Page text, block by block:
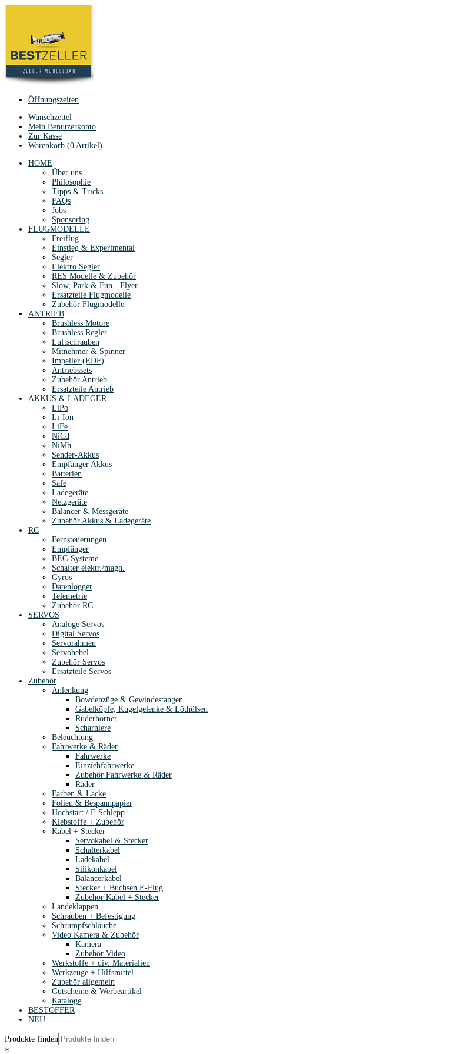
Öffnungszeiten
Wunschzettel
Mein Benutzerkonto
Zur Kasse
Warenkorb (0 Artikel)
HOME
Über uns
Philosophie
Tipps & Tricks
FAQs
Jobs
Sponsoring
FLUGMODELLE
Freiflug
Einstieg & Experimental
Segler
Elektro Segler
RES Modelle & Zubehör
Slow, Park & Fun - Flyer
Ersatzteile Flugmodelle
Zubehör Flugmodelle
ANTRIEB
Brushless Motore
Brushless Regler
Luftschrauben
Mitnehmer & Spinner
Impeller (EDF)
Antriebssets
Zubehör Antrieb
Ersatzteile Antrieb
AKKUS & LADEGER.
LiPo
Li-Ion
LiFe
NiCd
NiMh
Sender-Akkus
Empfänger Akkus
Batterien
Safe
Ladegeräte
Netzgeräte
Balancer & Messgeräte
Zubehör Akkus & Ladegeräte
RC
Fernsteuerungen
Empfänger
BEC-Systeme
Schalter elektr./magn.
Gyros
Datenlogger
Telemetrie
Zubehör RC
SERVOS
Analoge Servos
Digital Servos
Servorahmen
Servohebel
Zubehör Servos
Ersatzteile Servos
Zubehör
Anlenkung
Bowdenzüge & Gewindestangen
Gabelköpfe, Kugelgelenke & Löthülsen
Ruderhörner
Scharniere
Beleuchtung
Fahrwerke & Räder
Fahrwerke
Einziehfahrwerke
Zubehör Fahrwerke & Räder
Räder
Farben & Lacke
Folien & Bespannpapier
Hochstart / F-Schlepp
Klebstoffe + Zubehör
Kabel + Stecker
Servokabel & Stecker
Schalterkabel
Ladekabel
Silikonkabel
Balancerkabel
Stecker + Buchsen E-Flug
Zubehör Kabel + Stecker
Landeklappen
Schrauben + Befestigung
Schrumpfschläuche
Video Kamera & Zubehör
Kamera
Zubehör Video
Werkstoffe + div. Materialien
Werkzeuge + Hilfsmittel
Zubehör allgemein
Gutscheine & Werbeartikel
Kataloge
BESTOFFER
NEU
Produkte finden
×